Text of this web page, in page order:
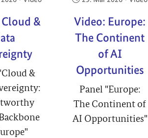
&
&
Video: Europe:
The Continent
of AI
Opportunities
Panel "Europe:
The Continent of
AI Opportunities"